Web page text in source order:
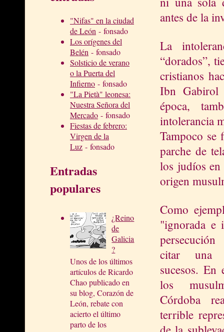
"Nifas" en la ciudad
de León - fonsado
Los orígenes del
Belén - fonsado
Solsticio de verano
o la Puerta del
Infierno - fonsado
"La Pietà" leonesa:
Nuestra Señora del
Mercado - fonsado
Fiestas de febrero:
Virgen de la
Luz - fonsado
Entradas
populares
¿Reino
de
Galicia
?
Unos de los últimos
artículos de Ricardo
Chao publicado en
su blog, Corazón de
León, rebate con
acierto el último
parto de los
antes de la
La
“dorados”,
cristianos
Ibn Gabirol
época,
intolerancia
Tampoco se
parche de
los judíos en
origen
Como
"ignorada e
persecución
citar una
sucesos.
los
Córdoba
terrible